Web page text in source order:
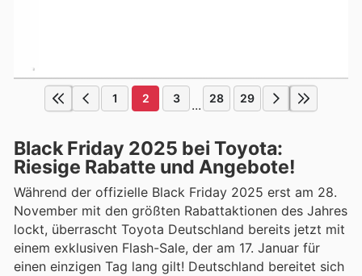
1 2 3 ... 28 29
Black Friday 2025 bei Toyota:
Riesige Rabatte und Angebote!
Während der offizielle Black Friday 2025 erst am 28.
November mit den größten Rabattaktionen des Jahres
lockt, überrascht Toyota Deutschland bereits jetzt mit
einem exklusiven Flash-Sale, der am 17. Januar für
einen einzigen Tag lang gilt! Deutschland bereitet sich